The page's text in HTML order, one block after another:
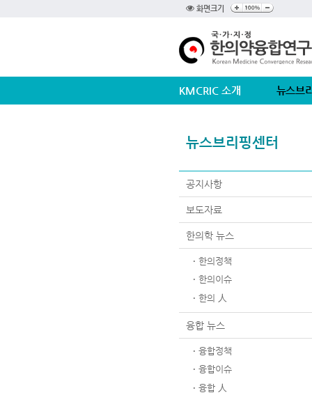
화면크기
KMCRIC 소개 뉴스브
뉴스브리핑센터
공지사항
보도자료
한의학 뉴스
한의정책
한의이슈
한의 人
융합 뉴스
융합정책
융합이슈
융합 人